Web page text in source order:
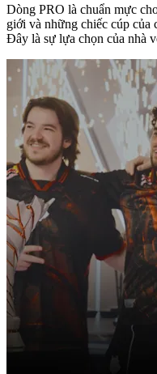
Dòng PRO là chuẩn mực
giới và những chiếc cúp của
Đây là sự lựa chọn của nhà